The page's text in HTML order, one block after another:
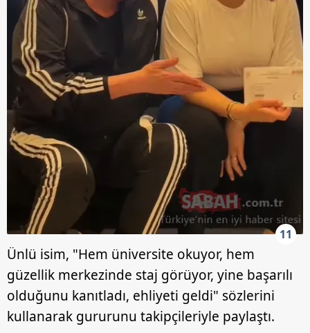
11
Ünlü isim, "Hem üniversite okuyor, hem
güzellik merkezinde staj görüyor, yine başarılı
olduğunu kanıtladı, ehliyeti geldi" sözlerini
kullanarak gururunu takipçileriyle paylaştı.